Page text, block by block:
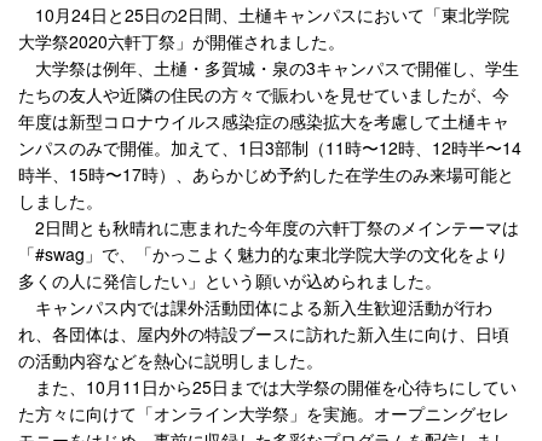
10月24日と25日の2日間、土樋キャンパスにおいて「東北学院
大学祭2020六軒丁祭」が開催されました。
大学祭は例年、土樋・多賀城・泉の3キャンパスで開催し、学生
たちの友人や近隣の住民の方々で賑わいを見せていましたが、今
年度は新型コロナウイルス感染症の感染拡大を考慮して土樋キャ
ンパスのみで開催。加えて、1日3部制（11時〜12時、12時半〜14
時半、15時〜17時）、あらかじめ予約した在学生のみ来場可能と
しました。
2日間とも秋晴れに恵まれた今年度の六軒丁祭のメインテーマは
「#swag」で、「かっこよく魅力的な東北学院大学の文化をより
多くの人に発信したい」という願いが込められました。
キャンパス内では課外活動団体による新入生歓迎活動が行わ
れ、各団体は、屋内外の特設ブースに訪れた新入生に向け、日頃
の活動内容などを熱心に説明しました。
また、10月11日から25日までは大学祭の開催を心待ちにしてい
た方々に向けて「オンライン大学祭」を実施。オープニングセレ